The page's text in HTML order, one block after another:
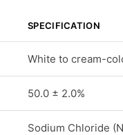
SPECIFICATION
White to cream-
50.0 ± 2.0%
Sodium Chloride